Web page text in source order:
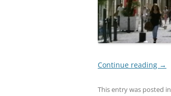
Continue reading →
This entry was posted in